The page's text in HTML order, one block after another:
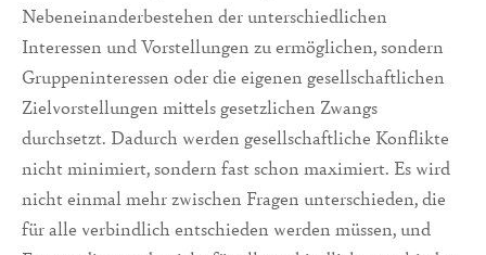
Nebeneinanderbestehen der unterschiedlichen
Interessen und Vorstellungen zu ermöglichen, sondern
Gruppeninteressen oder die eigenen gesellschaftlichen
Zielvorstellungen mittels gesetzlichen Zwangs
durchsetzt. Dadurch werden gesellschaftliche Konflikte
nicht minimiert, sondern fast schon maximiert. Es wird
nicht einmal mehr zwischen Fragen unterschieden, die
für alle verbindlich entschieden werden müssen, und